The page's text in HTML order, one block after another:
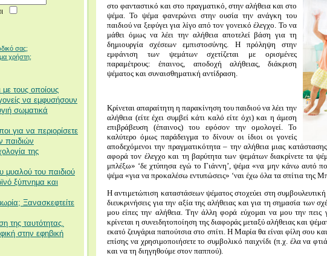
σας;
χρήστη;
τους οποίους
να εμφυσήσουν
σωματικά
για να περιορίσετε
παιδιών
της
μυαλού του παιδιού
ξύπνημα και
Ξανασκεφτείτε
της ταυτότητας.
στην εφηβική
στο φανταστικό και στο πραγματικό, στην αλήθεια και στο
ψέμα. Το ψέμα φανερώνει στην ουσία την ανάγκη του
παιδιού να ξεφύγει για λίγο από τον γονεικό έλεγχο. Το να
μάθει όμως να λέει την αλήθεια αποτελεί βάση για τη
δημιουργία σχέσεων εμπιστοσύνης. Η πρόληψη στην
εμφάνιση των ψεμάτων σχετίζεται με ορισμένες
παραμέτρους: έπαινος, αποδοχή αλήθειας, διάκριση
ψέματος και συναισθηματική αντίδραση.
Κρίνεται απαραίτητη η παρακίνηση του παιδιού να λέει την
αλήθεια (είτε έχει συμβεί κάτι καλό είτε όχι) και η άμεση
επιβράβευση (έπαινος) του εφόσον την ομολογεί. Το
καλύτερο όμως παράδειγμα το δίνουν οι ίδιοι οι γονείς
αποδεχόμενοι την πραγματικότητα – την αλήθεια μιας
αφορά τον έλεγχο και τη βαρύτητα των ψεμάτων διακρίνετε τα
μπλέξω» ‘δε χτύπησα εγώ το Γιάννη’, ψέμα «να μην κάνω αυτό
ψέμα «για να προκαλέσω εντυπώσεις» ‘ναι έχω όλα τα σπίτια της
Η αντιμετώπιση καταστάσεων ψέματος στοχεύει στη
διευκρινήσεις για την αξία της αλήθειας και για τη σημασία των
μου είπες την αλήθεια. Την άλλη φορά εύχομαι να μου την
κρίνεται η συνειδητοποίηση της διαφοράς μεταξύ αλήθειας και
εκατό ζευγάρια παπούτσια στο σπίτι. Η Μαρία θα είναι φίλη σου
επίσης να χρησιμοποιήσετε το συμβολικό παιχνίδι (π.χ. έλα να
και να τη διηγηθούμε στον παππού).